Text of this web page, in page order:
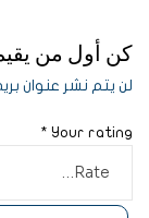
كن أول من
لن يتم نشر عنوان
Your rating
*